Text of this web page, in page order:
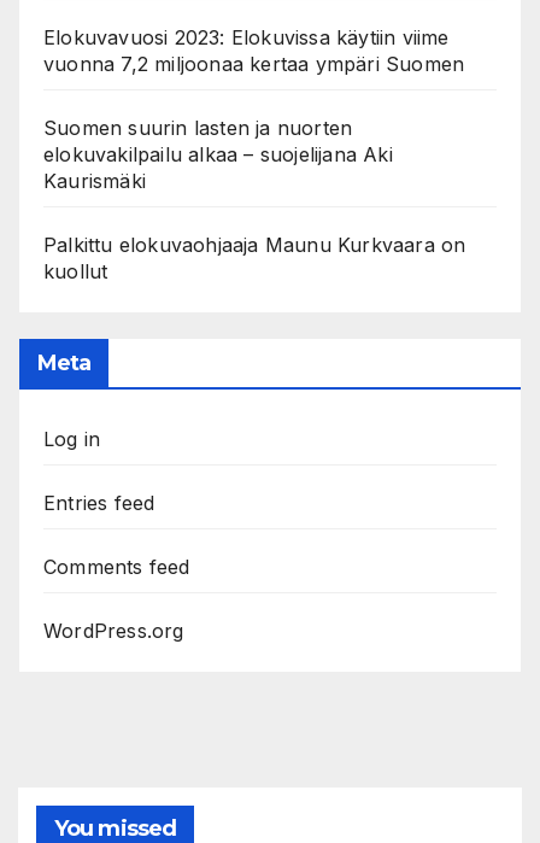
Elokuvavuosi 2023: Elokuvissa käytiin viime
vuonna 7,2 miljoonaa kertaa ympäri Suomen
Suomen suurin lasten ja nuorten
elokuvakilpailu alkaa – suojelijana Aki
Kaurismäki
Palkittu elokuvaohjaaja Maunu Kurkvaara on
kuollut
Meta
Log in
Entries feed
Comments feed
WordPress.org
You missed